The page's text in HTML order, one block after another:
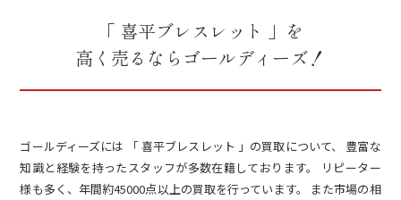
「 喜平ブレスレット 」を
高く売るならゴールディーズ！
ゴールディーズには 「 喜平ブレスレット 」の買取について、 豊富な
知識と経験を持ったスタッフが多数在籍しております。 リピーター
様も多く、年間約45000点以上の買取を行っています。 また市場の相